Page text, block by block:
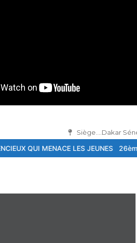
Siège....Dakar
JEUNES 26ème Conférence